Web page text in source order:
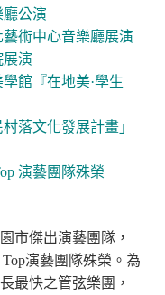
公演
術中心音樂廳展演
展演
館『在地美·學生
落文化發展計畫」
演藝團隊殊榮
市傑出演藝團隊，
Top演藝團隊殊榮。為
最快之管弦樂團，